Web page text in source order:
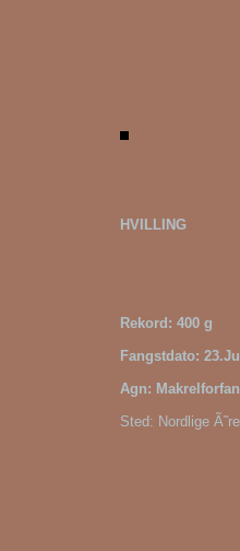
HVILLING
Rekord: 400 g
Fangstdato:
Agn:
Sted: Nordlige